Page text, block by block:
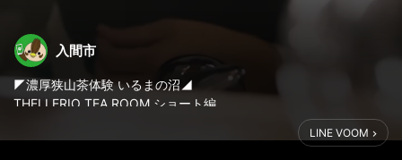
入間市
◤濃厚狭山茶体験 いるまの沼◢
THELLERIO TEA ROOM ショート編
LINE VOOM